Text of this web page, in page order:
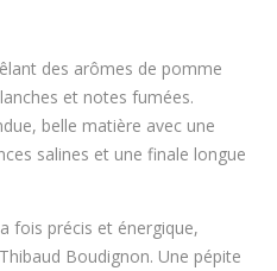
des arômes de pomme
et notes fumées.
belle matière avec une
salines et une finale longue
fois précis et énergique,
Thibaud Boudignon. Une pépite